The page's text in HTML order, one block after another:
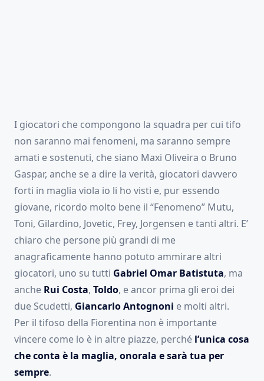
I giocatori che compongono la squadra per cui tifo
non saranno mai fenomeni, ma saranno sempre
amati e sostenuti, che siano Maxi Oliveira o Bruno
Gaspar, anche se a dire la verità, giocatori davvero
forti in maglia viola io li ho visti e, pur essendo
giovane, ricordo molto bene il “Fenomeno” Mutu,
Toni, Gilardino, Jovetic, Frey, Jorgensen e tanti altri. E’
chiaro che persone più grandi di me
anagraficamente hanno potuto ammirare altri
giocatori, uno su tutti Gabriel Omar Batistuta, ma
anche Rui Costa, Toldo, e ancor prima gli eroi dei
due Scudetti, Giancarlo Antognoni e molti altri.
Per il tifoso della Fiorentina non è importante
vincere come lo è in altre piazze, perché l’unica cosa
che conta è la maglia, onorala e sarà tua per
sempre.